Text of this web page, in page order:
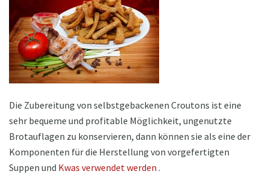
Die Zubereitung von selbstgebackenen Croutons ist eine
sehr bequeme und profitable Möglichkeit, ungenutzte
Brotauflagen zu konservieren, dann können sie als eine der
Komponenten für die Herstellung von vorgefertigten
Suppen und Kwas verwendet werden .